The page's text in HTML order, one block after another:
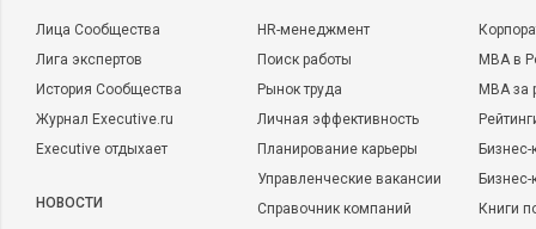
Лица Сообщества
Лига экспертов
История Сообщества
Журнал Executive.ru
Executive отдыхает
НОВОСТИ
HR-менеджмент
Поиск работы
Рынок труда
Личная эффективность
Планирование карьеры
Управленческие вакансии
Справочник компаний
MBA в
MBA
Бизнес-
Книги